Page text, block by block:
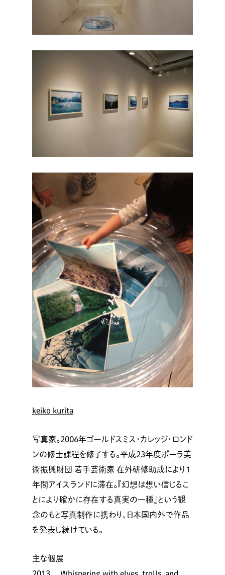
keiko kurita
写真家。2006年ゴールドスミス・カレッジ・ロンド
ンの修士課程を修了する。平成23年度ポーラ美
術振興財団 若手芸術家 在外研修助成により1
年間アイスランドに滞在。『幻想は想い信じるこ
とにより確かに存在する真実の一種』という観
念のもと写真制作に携わり、日本国内外で作品
を発表し続けている。
主な個展